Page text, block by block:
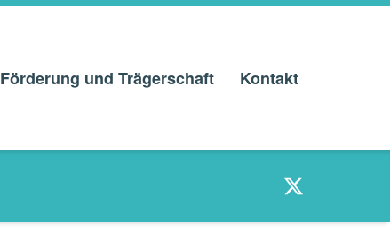
Förderung und Trägerschaft Kontakt
Twitter